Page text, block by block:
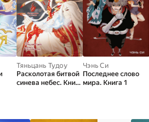
Тяньцань Тудоу
Расколотая битвой
синева небес. Книга
Чэнь Си
Последнее слово
мира. Книга 1